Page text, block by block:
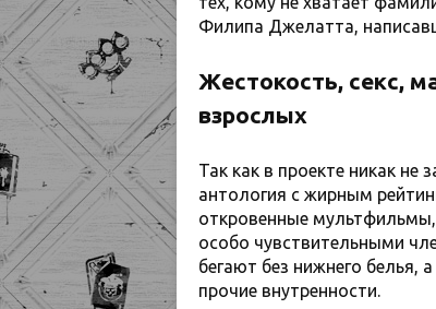
Филипа Джелатта,
Жестокость, секс,
взрослых
Так как в проекте никак
антология с жирным
откровенные
особо чувствительными
бегают без нижнего белья,
прочие внутренности.